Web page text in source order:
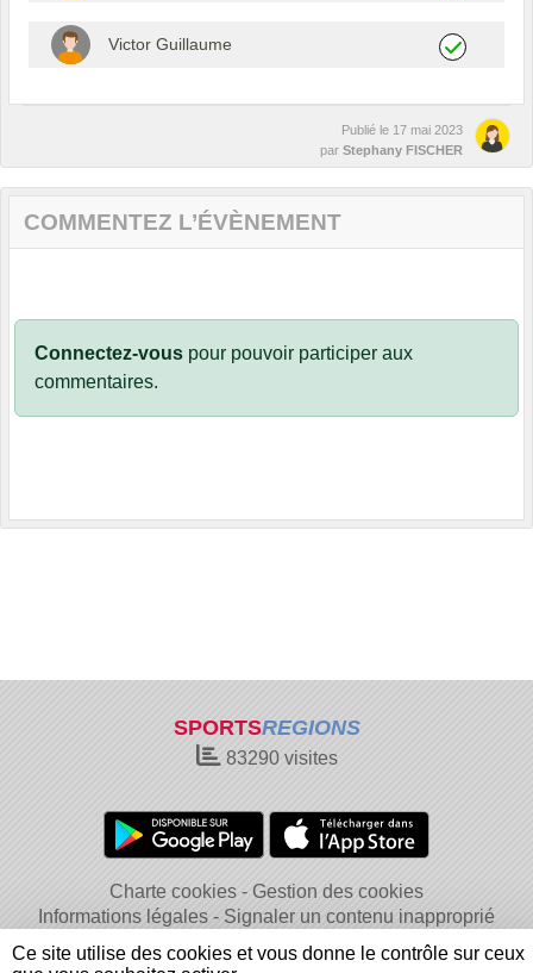
Victor Guillaume
Publié le 17 mai 2023
par Stephany FISCHER
COMMENTEZ L’ÉVÈNEMENT
Connectez-vous pour pouvoir participer aux
commentaires.
SPORTSREGIONS
83290visites
Charte cookies
Gestion des cookies
Informations légales
Signaler un contenu inapproprié
Ce site utilise des cookies et vous donne le contrôle sur ceux